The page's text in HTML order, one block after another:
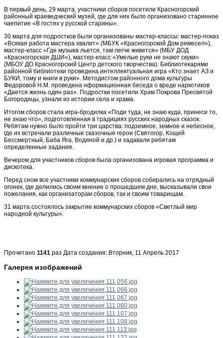
В первый день, 29 марта, участники сборов посетили Красногорский
районный краеведческий музей, где для них было организовано старинное
чаепитие «В гостях у русской старины».
30 марта для подростков были организованы мастер-классы: мастер-показ
«Всякая работа мастера хвалит» (МБУК «Красногорский Дом ремесел»),
мастер-класс «Где музыка льется, там легче живется» (МБУ ДОД
«Красногорская ДШИ»), мастер-класс «Умелые руки не знают скуки»
(МБОУ ДО Красногорский Центр детского творчества). Библиотекарями
районной библиотеки проведена интеллектуальная игра «Кто знает АЗ и
БУКИ, тому и книги в руки». Методистом районного дома культуры
Федоровой Н.М. проведена нформационная беседа о вреде наркотиков
«Дается жизнь один раз». Подростки посетили Храм Покрова Пресвятой
Богородицы, узнали из истории села и храма.
Итогом сборов стала игра-бродилка «Поди туда, не знаю куда, принеси то,
не знаю что», подготовленная в традициях русских народных сказок.
Ребятам нужно было пройти три царства: подземное, земное и небесное,
где их встречали различные сказочные герои (Святогор, Кощей
Бессмертный, Баба Яга, Водяной и др.) и задавали ребятам
определенные задания.
Вечером для участников сборов была организована игровая программа и
дискотека.
Перед сном все участники коммунарских сборов собирались на отрядный
огонек, где делились своим мнение о прошедшем дне, высказывали свои
пожелания, как организаторам сборов, так и своим товарищам.
31 марта состоялось закрытие коммунарских сборов «Светлый мир
народной культуры».
Прочитано 1141 раз Дата создания: Вторник, 11 Апрель 2017
Галерея изображений